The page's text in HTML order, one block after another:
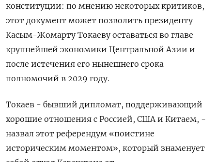
конституции: по мнению некоторых критиков,
этот документ может позволить президенту
Касым-Жомарту Токаеву оставаться во главе
крупнейшей экономики Центральной Азии и
после истечения его нынешнего срока
полномочий в 2029 году.
Токаев - бывший дипломат, поддерживающий
хорошие отношения с Россией, США и ‌Китаем, -
назвал этот референдум «поистине
историческим моментом», который знаменует